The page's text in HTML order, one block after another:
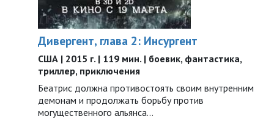
Дивергент, глава 2: Инсургент
США | 2015 г. | 119 мин. | боевик, фантастика,
триллер, приключения
Беатрис должна противостоять своим внутренним
демонам и продолжать борьбу против
могущественного альянса...